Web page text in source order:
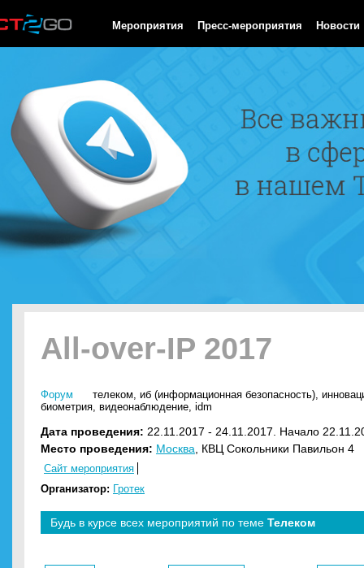
Мероприятия Пресс-мероприятия Новости
All-over-IP 2017
Форум телеком, иб (информационная безопасность),
биометрия, видеонаблюдение, idm
Дата проведения: 22.11.2017 - 24.11.2017. Начало
Место проведения: Москва , КВЦ Сокольники Павильон 4
Сайт мероприятия
Организатор: Гротек
Будь в курсе всех мероприятий по теме Телеком